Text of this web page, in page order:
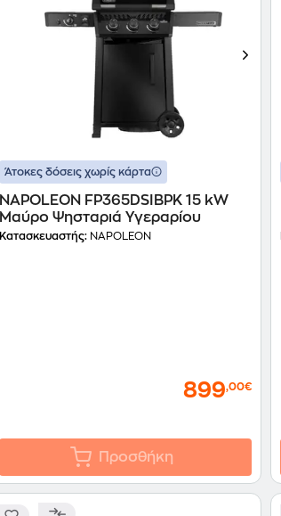
Άτοκες δόσεις χωρίς κάρτα
NAPOLEON FP365DSIBPK 15 kW
Μαύρο Ψησταριά Υγεραρίου
Κατασκευαστής: NAPOLEON
899,00€
Προσθήκη